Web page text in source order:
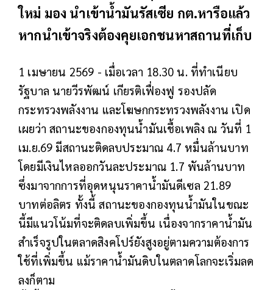
ใหม่ มอง นำเข้าน้ำมันรัสเซีย กต.หารือแล้ว
หากนำเข้าจริงต้องคุยเอกชนหาสถานที่เก็บ
1 เมษายน 2569 - เมื่อเวลา 18.30 น. ที่ทำเนียบ
รัฐบาล นายวีรพัฒน์ เกียรติเฟื่องฟู รองปลัด
กระทรวงพลังงาน และโฆษกกระทรวงพลังงาน เปิด
เผยว่า สถานะของกองทุนน้ำมันเชื้อเพลิง ณ วันที่ 1
เม.ย.69 มีสถานะติดลบประมาณ 4.7 หมื่นล้านบาท
โดยมีเงินไหลออกวันละประมาณ 1.7 พันล้านบาท
ซึ่งมาจากการที่อุดหนุนราคาน้ำมันดีเซล 21.89
บาทต่อลิตร ทั้งนี้ สถานะของกองทุนน้ำมันในขณะ
นี้มีแนวโน้มที่จะติดลบเพิ่มขึ้น เนื่องจากราคาน้ำมัน
สำเร็จรูปในตลาดสิงคโปร์ยังสูงอยู่ตามความต้องการ
ใช้ที่เพิ่มขึ้น แม้ราคาน้ำมันดิบในตลาดโลกจะเริ่มลด
ลงก็ตาม